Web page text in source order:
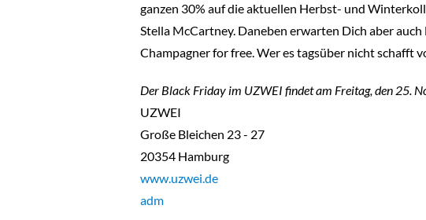
ganzen 30% auf die aktuellen Herbst- und
Stella McCartney. Daneben erwarten Dich aber
Champagner for free. Wer es tagsüber nicht schafft
Der Black Friday im UZWEI findet am Freitag, den 25.
UZWEI
Große Bleichen 23 - 27
20354 Hamburg
www.uzwei.de
adm